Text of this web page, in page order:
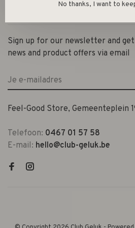
Contact en openingsuren
Sign up for our newsletter and
news and product offers via email
Feel-Good Store, Gemeenteplein
Telefoon: 0467 01 57 58
E-mail: hello@club-geluk.be
No thanks, I want to